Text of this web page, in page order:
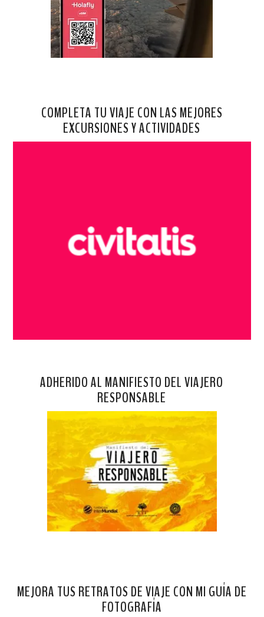
COMPLETA TU VIAJE CON LAS MEJORES
EXCURSIONES Y ACTIVIDADES
ADHERIDO AL MANIFIESTO DEL VIAJERO
RESPONSABLE
MEJORA TUS RETRATOS DE VIAJE CON MI GUÍA DE
FOTOGRAFÍA